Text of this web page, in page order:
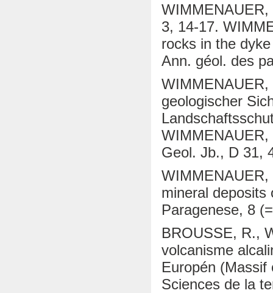
3, 14-17.
rocks in the
Ann. géol. des
geologischer
Geol. Jb., D 31,
mineral deposits
Paragenese, 8
BROUSSE, R.,
volcanisme
Europén (Massif
Sciences de la